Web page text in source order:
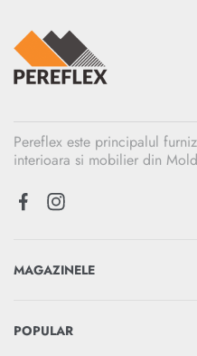
Pereflex este principalul
interioara si mobilier din
MAGAZINELE
POPULAR